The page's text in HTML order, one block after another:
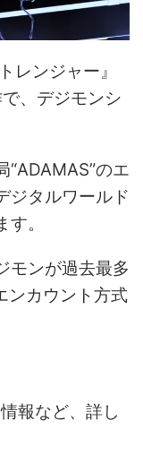
レンジャー』
、デジモンシ
“ADAMAS”のエ
ジタルワールド
。
モンが過去最多
ンカウント方式
報など、詳し